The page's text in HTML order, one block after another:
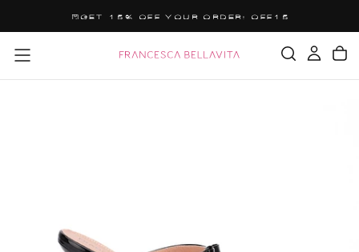
CONTENUTO
GET 15% OFF YOUR ORDER: OFF15